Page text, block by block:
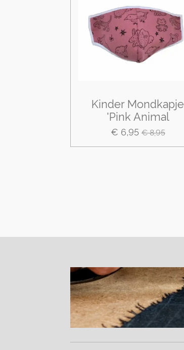
Kinder Mondkapje
'Pink Animal
€ 6,95 € 8,95